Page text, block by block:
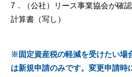
7．（公社）リース事業協会が確
計算書（写し）
※固定資産税の軽減を受けたい場
は新規申請のみです。変更申請時